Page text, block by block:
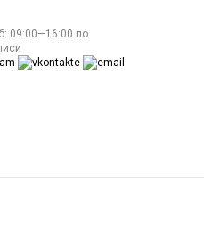
09:00—16:00 по